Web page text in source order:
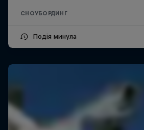
СНОУБОРДИНГ
Подія минула